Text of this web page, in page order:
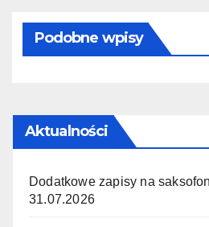
Podobne wpisy
Aktualności
Dodatkowe zapisy na
31.07.2026